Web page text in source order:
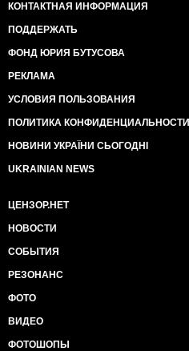
КОНТАКТНАЯ ИНФОРМАЦИЯ
ПОДДЕРЖАТЬ
ФОНД ЮРИЯ БУТУСОВА
РЕКЛАМА
УСЛОВИЯ ПОЛЬЗОВАНИЯ
ПОЛИТИКА КОНФИДЕНЦИАЛЬНОСТИ
НОВИНИ УКРАЇНИ СЬОГОДНІ
UKRAINIAN NEWS
ЦЕНЗОР.НЕТ
НОВОСТИ
СОБЫТИЯ
РЕЗОНАНС
ФОТО
ВИДЕО
ФОТОШОПЫ